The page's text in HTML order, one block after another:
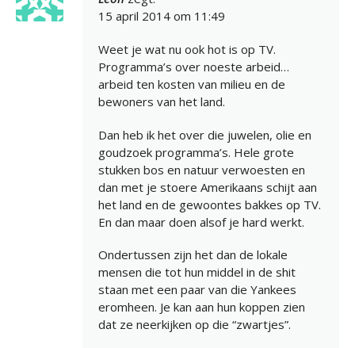
15 april 2014 om 11:49
Weet je wat nu ook hot is op TV.
Programma’s over noeste arbeid…
arbeid ten kosten van milieu en de
bewoners van het land.
Dan heb ik het over die juwelen, olie en
goudzoek programma’s. Hele grote
stukken bos en natuur verwoesten en
dan met je stoere Amerikaans schijt aan
het land en de gewoontes bakkes op TV.
En dan maar doen alsof je hard werkt.
Ondertussen zijn het dan de lokale
mensen die tot hun middel in de shit
staan met een paar van die Yankees
eromheen. Je kan aan hun koppen zien
dat ze neerkijken op die “zwartjes”.